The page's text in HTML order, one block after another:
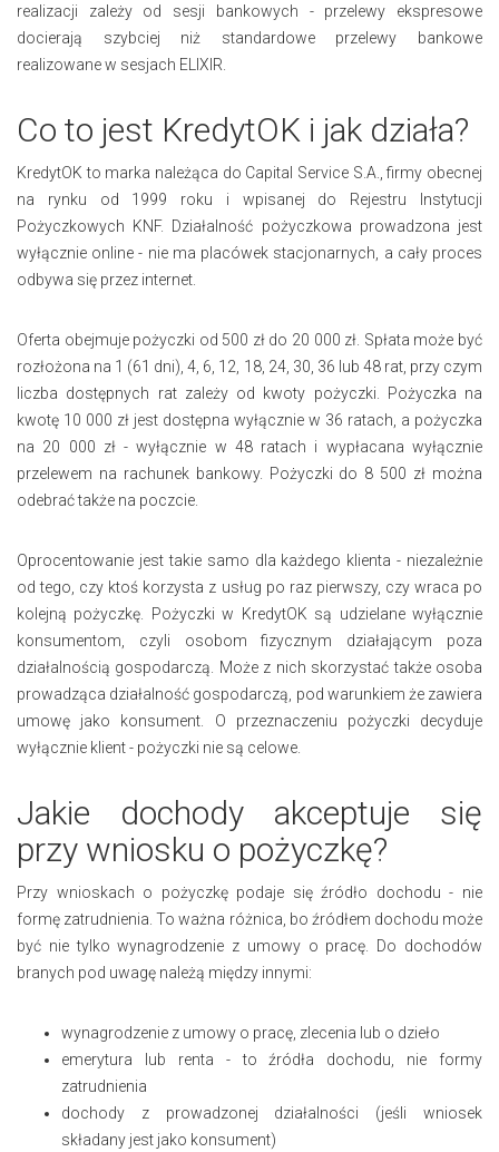
realizacji zależy od sesji bankowych - przelewy ekspresowe
docierają szybciej niż standardowe przelewy bankowe
realizowane w sesjach ELIXIR.
Co to jest KredytOK i jak działa?
KredytOK to marka należąca do Capital Service S.A., firmy obecnej
na rynku od 1999 roku i wpisanej do Rejestru Instytucji
Pożyczkowych KNF. Działalność pożyczkowa prowadzona jest
wyłącznie online - nie ma placówek stacjonarnych, a cały proces
odbywa się przez internet.
Oferta obejmuje pożyczki od 500 zł do 20 000 zł. Spłata może być
rozłożona na 1 (61 dni), 4, 6, 12, 18, 24, 30, 36 lub 48 rat, przy czym
liczba dostępnych rat zależy od kwoty pożyczki. Pożyczka na
kwotę 10 000 zł jest dostępna wyłącznie w 36 ratach, a pożyczka
na 20 000 zł - wyłącznie w 48 ratach i wypłacana wyłącznie
przelewem na rachunek bankowy. Pożyczki do 8 500 zł można
odebrać także na poczcie.
Oprocentowanie jest takie samo dla każdego klienta - niezależnie
od tego, czy ktoś korzysta z usług po raz pierwszy, czy wraca po
kolejną pożyczkę. Pożyczki w KredytOK są udzielane wyłącznie
konsumentom, czyli osobom fizycznym działającym poza
działalnością gospodarczą. Może z nich skorzystać także osoba
prowadząca działalność gospodarczą, pod warunkiem że zawiera
umowę jako konsument. O przeznaczeniu pożyczki decyduje
wyłącznie klient - pożyczki nie są celowe.
Jakie dochody akceptuje się
przy wniosku o pożyczkę?
Przy wnioskach o pożyczkę podaje się źródło dochodu - nie
formę zatrudnienia. To ważna różnica, bo źródłem dochodu może
być nie tylko wynagrodzenie z umowy o pracę. Do dochodów
branych pod uwagę należą między innymi:
wynagrodzenie z umowy o pracę, zlecenia lub o dzieło
emerytura lub renta - to źródła dochodu, nie formy
zatrudnienia
dochody z prowadzonej działalności (jeśli wniosek
składany jest jako konsument)